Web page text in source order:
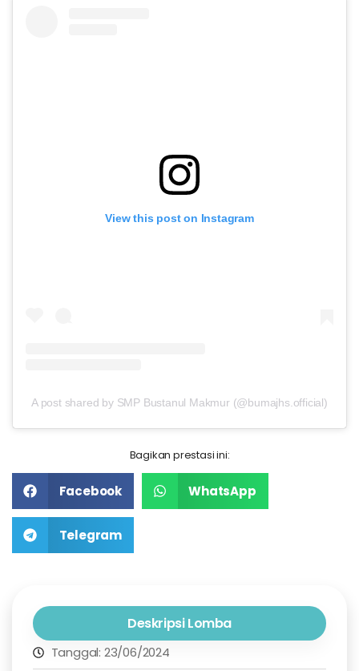
Deskripsi Lomba
Tanggal: 23/06/2024
View this post on Instagram
A post shared by SMP Bustanul Makmur (@bumajhs.official)
Bagikan prestasi ini:
Facebook WhatsApp
Telegram